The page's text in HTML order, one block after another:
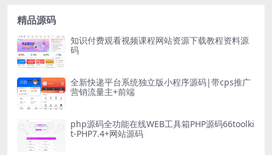
精品源码
知识付费观看视频课程网站资源下载教程资料源
码
全新快递平台系统独立版小程序源码|带cps推广
营销流量主+前端
php源码全功能在线WEB工具箱PHP源码66toolki
t-PHP7.4+网站源码